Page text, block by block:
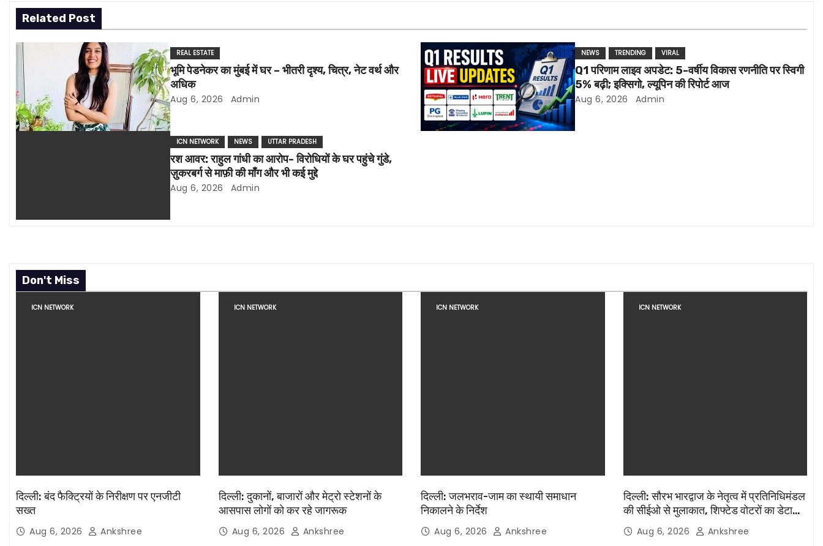
s
t
n
a
v
t
o
n
Related Post
REAL ESTATE
भूमि पेडनेकर का मुंबई में घर – भीतरी दृश्य, चित्र, नेट वर्थ और
अधिक
Aug 6, 2026 Admin
NEWS TRENDING VIRAL
Q1 परिणाम लाइव अपडेट: 5-वर्षीय विकास रणनीति पर स्विगी
5% बढ़ी; इक्सिगो, ल्यूपिन की रिपोर्ट आज
Aug 6, 2026 Admin
ICN NETWORK NEWS UTTAR PRADESH
रश आवर: राहुल गांधी का आरोप- विरोधियों के घर पहुंचे गुंडे,
ज़ुकरबर्ग से माफ़ी की माँग और भी कई मुद्दे
Aug 6, 2026 Admin
Don't Miss
ICN NETWORK
दिल्ली: बंद फैक्ट्रियों के निरीक्षण पर एनजीटी
सख्त
Aug 6, 2026 Ankshree
ICN NETWORK
दिल्ली: दुकानों, बाजारों और मेट्रो स्टेशनों के
आसपास लोगों को कर रहे जागरूक
Aug 6, 2026 Ankshree
ICN NETWORK
दिल्ली: जलभराव-जाम का स्थायी समाधान
निकालने के निर्देश
Aug 6, 2026 Ankshree
ICN NETWORK
दिल्ली: सौरभ भारद्वाज के नेतृत्व में प्रतिनिधिमंडल
की सीईओ से मुलाकात, शिफ्टेड वोटरों का डेटा
मांगा Aug 6, 2026 Ankshree